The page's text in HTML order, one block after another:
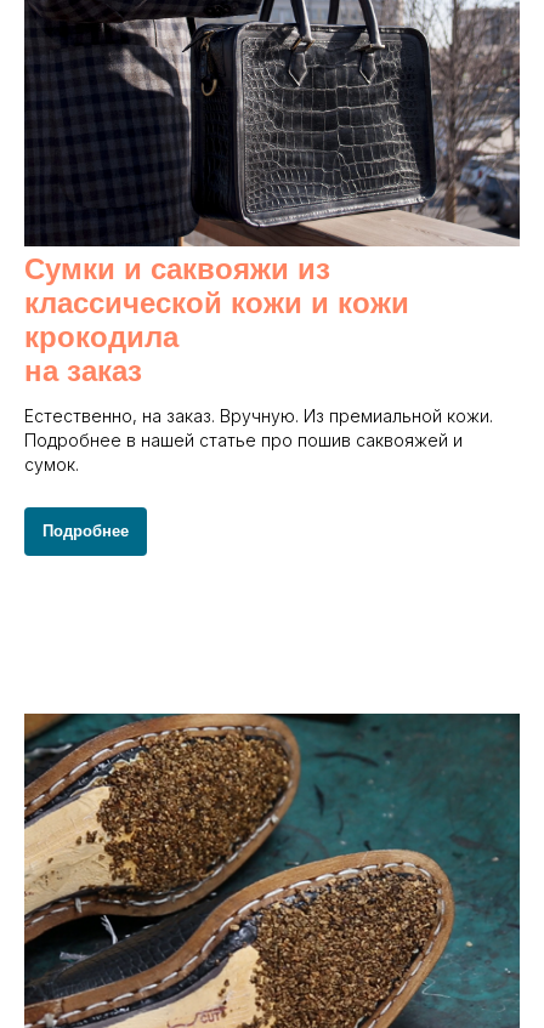
Сумки и саквояжи из
классической кожи и кожи
крокодила
на заказ
Естественно, на заказ. Вручную. Из премиальной кожи.
Подробнее в нашей статье про пошив саквояжей и
сумок.
Подробнее